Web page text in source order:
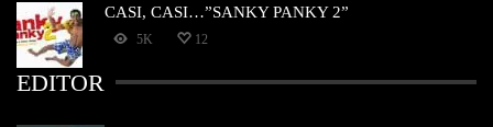
CASI, CASI…”SANKY PANKY 2”
5K 12
EDITOR